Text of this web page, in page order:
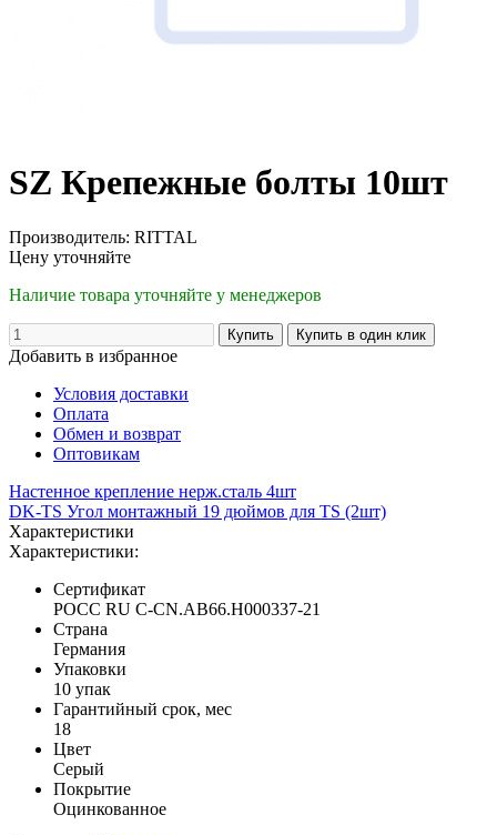
SZ Крепежные болты 10шт
Производитель: RITTAL
Цену уточняйте
Наличие товара уточняйте у менеджеров
Добавить в избранное
Условия доставки
Оплата
Обмен и возврат
Оптовикам
Настенное крепление нерж.сталь 4шт
DK-TS Угол монтажный 19 дюймов для TS (2шт)
Характеристики
Характеристики:
Сертификат
POCC RU C-CN.AB66.H000337-21
Страна
Германия
Упаковки
10 упак
Гарантийный срок, мес
18
Цвет
Серый
Покрытие
Оцинкованное